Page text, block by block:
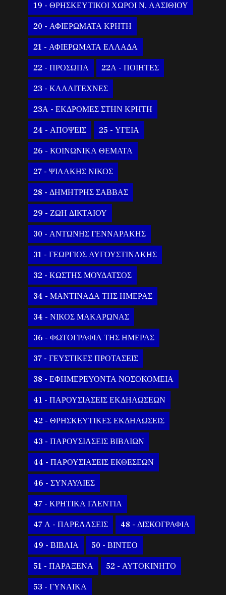
19 - ΘΡΗΣΚΕΥΤΙΚΟΙ ΧΩΡΟΙ Ν. ΛΑΣΙΘΙΟΥ
20 - ΑΦΙΕΡΩΜΑΤΑ ΚΡΗΤΗ
21 - ΑΦΙΕΡΩΜΑΤΑ ΕΛΛΑΔΑ
22 - ΠΡΟΣΩΠΑ 22Α - ΠΟΙΗΤΕΣ
23 - ΚΑΛΛΙΤΕΧΝΕΣ
23Α - ΕΚΔΡΟΜΕΣ ΣΤΗΝ ΚΡΗΤΗ
24 - ΑΠΟΨΕΙΣ 25 - ΥΓΕΙΑ
26 - ΚΟΙΝΩΝΙΚΑ ΘΕΜΑΤΑ
27 - ΨΙΛΑΚΗΣ ΝΙΚΟΣ
28 - ΔΗΜΗΤΡΗΣ ΣΑΒΒΑΣ
29 - ΖΩΗ ΔΙΚΤΑΙΟΥ
30 - ΑΝΤΩΝΗΣ ΓΕΝΝΑΡΑΚΗΣ
31 - ΓΕΩΡΓΙΟΣ ΑΥΓΟΥΣΤΙΝΑΚΗΣ
32 - ΚΩΣΤΗΣ ΜΟΥΔΑΤΣΟΣ
34 - ΜΑΝΤΙΝΑΔΑ ΤΗΣ ΗΜΕΡΑΣ
34 - ΝΙΚΟΣ ΜΑΚΑΡΩΝΑΣ
36 - ΦΩΤΟΓΡΑΦΙΑ ΤΗΣ ΗΜΕΡΑΣ
37 - ΓΕΥΣΤΙΚΕΣ ΠΡΟΤΑΣΕΙΣ
38 - ΕΦΗΜΕΡΕΥΟΝΤΑ ΝΟΣΟΚΟΜΕΙΑ
41 - ΠΑΡΟΥΣΙΑΣΕΙΣ ΕΚΔΗΛΩΣΕΩΝ
42 - ΘΡΗΣΚΕΥΤΙΚΕΣ ΕΚΔΗΛΩΣΕΙΣ
43 - ΠΑΡΟΥΣΙΑΣΕΙΣ ΒΙΒΛΙΩΝ
44 - ΠΑΡΟΥΣΙΑΣΕΙΣ ΕΚΘΕΣΕΩΝ
46 - ΣΥΝΑΥΛΙΕΣ
47 - ΚΡΗΤΙΚΑ ΓΛΕΝΤΙΑ
47 Α - ΠΑΡΕΛΑΣΕΙΣ 48 - ΔΙΣΚΟΓΡΑΦΙΑ
49 - ΒΙΒΛΙΑ 50 - ΒΙΝΤΕΟ
51 - ΠΑΡΑΞΕΝΑ 52 - ΑΥΤΟΚΙΝΗΤΟ
53 - ΓΥΝΑΙΚΑ